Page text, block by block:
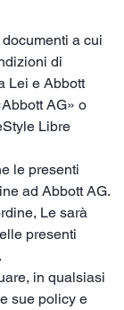
a cui
di
Lei e Abbott
AG» o
Libre
le presenti
ad Abbott AG.
Le sarà
presenti
in qualsiasi
sue policy e